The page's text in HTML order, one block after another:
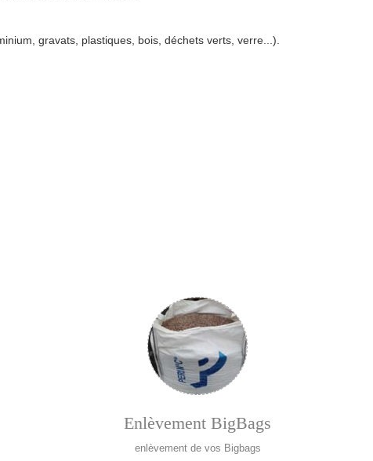
gravats, plastiques, bois, déchets verts, verre...).
Enlèvement BigBags
enlèvement de vos Bigbags